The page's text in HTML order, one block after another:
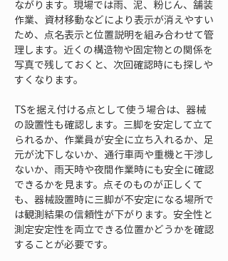
ながります。現場では雨、泥、粉じん、舗装
作業、資材移動などにより表示が消えやすい
ため、点名表示と位置説明を組み合わせて管
理します。近くの構造物や固定物との関係を
写真で残しておくと、次回確認時にも探しや
すくなります。
TSを据え付ける点として使う場合は、器械
の設置性も確認します。三脚を安定して立て
られるか、作業員が安全に立ち入れるか、足
元が沈下しないか、通行車両や重機と干渉し
ないか、雨天時や夜間作業時にも安全に確認
できるかを見ます。点そのものが正しくて
も、器械設置時に三脚が不安定になる場所で
は観測結果の信頼性が下がります。安全性と
測定安定性を両立できる位置かどうかを確認
することが必要です。